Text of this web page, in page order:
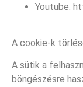
Youtube:
A cookie-k
A sütik a
böngészésre